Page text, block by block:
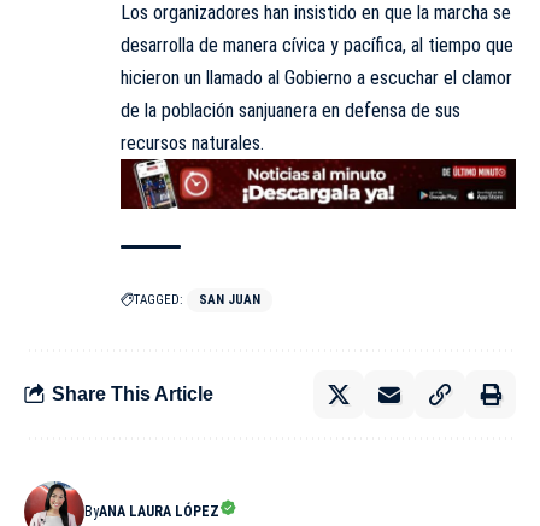
Los organizadores han insistido en que la marcha se
desarrolla de manera cívica y pacífica, al tiempo que
hicieron un llamado al Gobierno a escuchar el clamor
de la población sanjuanera en defensa de sus
recursos naturales.
TAGGED: SAN JUAN
Share This Article
ByANA LAURA LÓPEZ